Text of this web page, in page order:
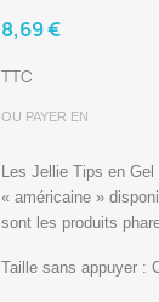
8,69 €
TTC
OU PAYER EN
Les Jellie Tips en
« américaine »
sont les produits
Taille sans appuyer :